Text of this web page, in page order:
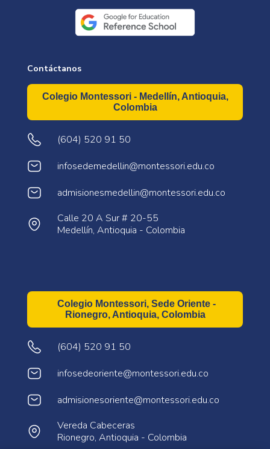
Contáctanos
Colegio Montessori - Medellín, Antioquia,
Colombia
(604) 520 91 50
infosedemedellin@montessori.edu.co
admisionesmedellin@montessori.edu.co
Calle 20 A Sur # 20-55
Medellín, Antioquia - Colombia
Colegio Montessori, Sede Oriente -
Rionegro, Antioquia, Colombia
(604) 520 91 50
infosedeoriente@montessori.edu.co
admisionesoriente@montessori.edu.co
Vereda Cabeceras
Rionegro, Antioquia - Colombia